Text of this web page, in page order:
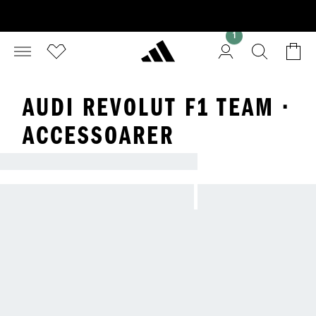
1
AUDI REVOLUT F1 TEAM ·
ACCESSOARER